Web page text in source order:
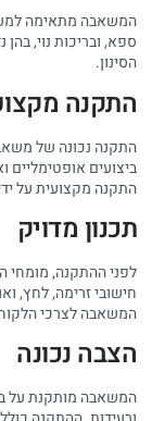
המשאבה מתאימה
ספא, ובריכות נוי,
הסינון.
התקנה
ביצועים
התקנה מקצועית על
תכנון מדויק
לפני ההתקנה, מומחי
חישובי זרימה, לחץ,
המשאבה לצרכי
הצבה נכונה
המשאבה מותקנת על